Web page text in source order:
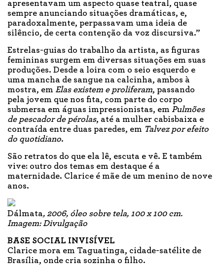
apresentavam um aspecto quase teatral, quase
sempre anunciando situações dramáticas, e,
paradoxalmente, perpassavam uma ideia de
silêncio, de certa contenção da voz discursiva.”
Estrelas-guias do trabalho da artista, as figuras
femininas surgem em diversas situações em suas
produções. Desde a loira com o seio esquerdo e
uma mancha de sangue na calcinha, ambos à
mostra, em Elas existem e proliferam, passando
pela jovem que nos fita, com parte do corpo
submersa em águas impressionistas, em Pulmões
de pescador de pérolas, até a mulher cabisbaixa e
contraída entre duas paredes, em Talvez por efeito
do quotidiano.
São retratos do que ela lê, escuta e vê. E também
vive: outro dos temas em destaque é a
maternidade. Clarice é mãe de um menino de nove
anos.
Dálmata, 2006, óleo sobre tela, 100 x 100 cm.
Imagem: Divulgação
BASE SOCIAL INVISÍVEL
Clarice mora em Taguatinga, cidade-satélite de
Brasília, onde cria sozinha o filho.